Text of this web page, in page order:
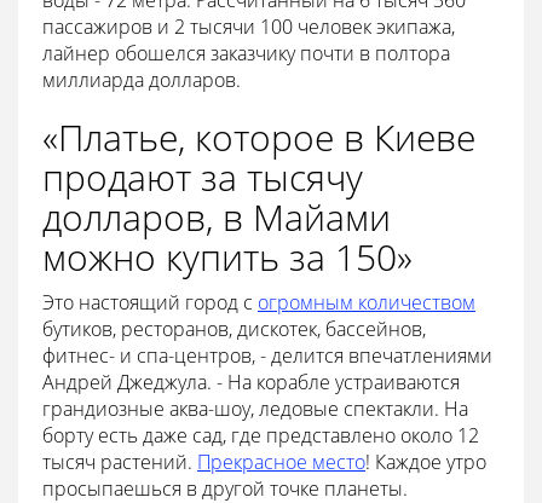
пассажиров и 2 тысячи 100 человек экипажа,
лайнер обошелся заказчику почти в полтора
миллиарда долларов.
«Платье, которое в Киеве
продают за тысячу
долларов, в Майами
можно купить за 150»
Это настоящий город с огромным количеством
бутиков, ресторанов, дискотек, бассейнов,
фитнес- и спа-центров, - делится впечатлениями
Андрей Джеджула. - На корабле устраиваются
грандиозные аква-шоу, ледовые спектакли. На
борту есть даже сад, где представлено около 12
тысяч растений. Прекрасное место! Каждое утро
просыпаешься в другой точке планеты.